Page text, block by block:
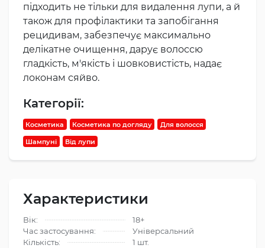
підходить не тільки для видалення лупи, а й
також для профілактики та запобігання
рецидивам, забезпечує максимально
делікатне очищення, дарує волоссю
гладкість, м'якість і шовковистість, надає
локонам сяйво.
Категорії:
Косметика Косметика по догляду Для волосся
Шампуні Від лупи
Характеристики
Вік:
18+
Час застосування:
Універсальний
Кількість:
1 шт.